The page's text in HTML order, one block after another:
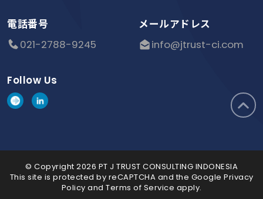
電話番号
021-2788-9245
メールアドレス
info@jtrust-ci.com
Follow Us
© Copyright 2026 PT J TRUST CONSULTING INDONESIA
This site is protected by reCAPTCHA and the Google Privacy
Policy and Terms of Service apply.